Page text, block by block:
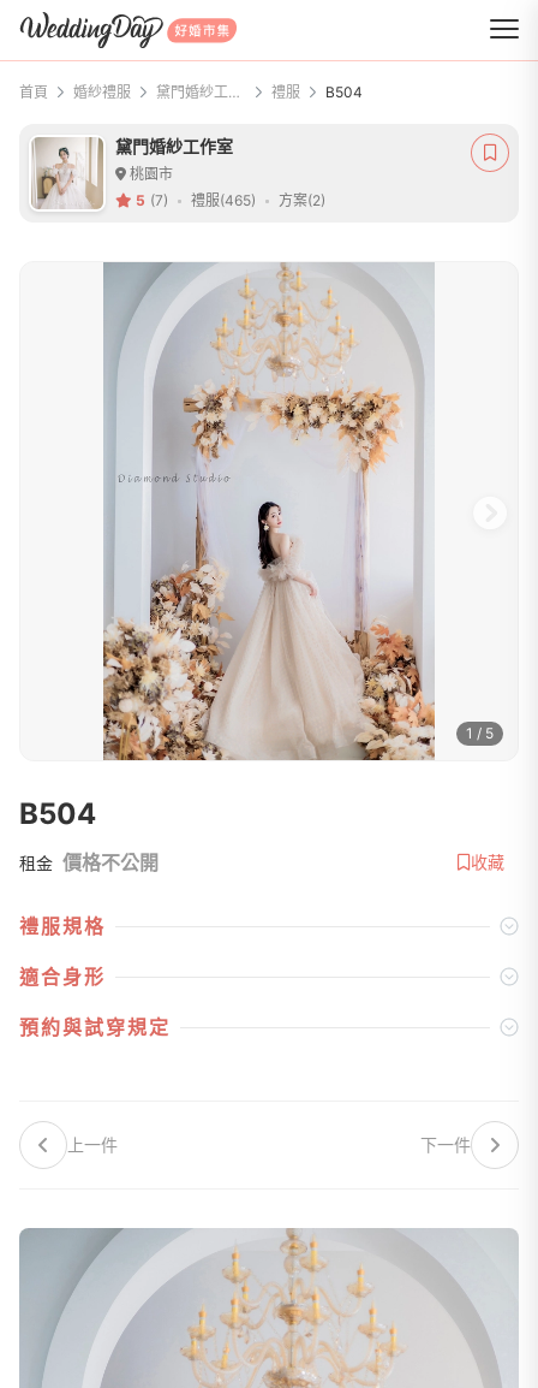
WeddingDay 好婚市集
首頁 婚紗禮服 黛門婚紗工作室 禮服 B504
黛門婚紗工作室
桃園市
5 (7) 禮服(465) 方案(2)
1 / 5
B504
租金 價格不公開 收藏
禮服規格
適合身形
預約與試穿規定
上一件 下一件